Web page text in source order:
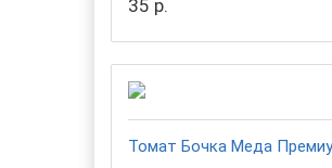
35 р.
Томат Бочка Меда